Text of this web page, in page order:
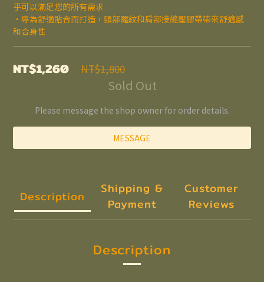
乎可以滿足您的所有需求
・專為舒適貼合而打造，頸部羅紋和肩部接縫壓膠帶帶來舒適感
和合身性
NT$1,260 NT$1,800
Sold Out
Please message the shop owner for order details.
MESSAGE
Description
Shipping &
Payment
Customer
Reviews
Description